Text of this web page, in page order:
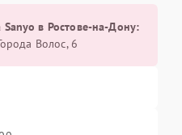
Sanyo в Ростове-на-Дону:
Волос, 6